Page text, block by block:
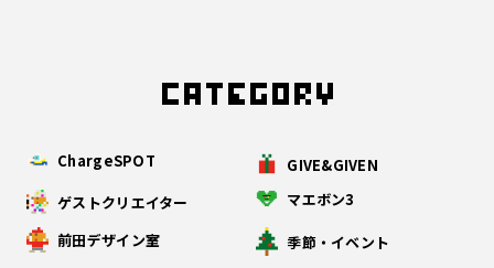
ChargeSPOT
GIVE&GIVEN
ゲストクリエイター
マエボン3
前田デザイン室
季節・イベント